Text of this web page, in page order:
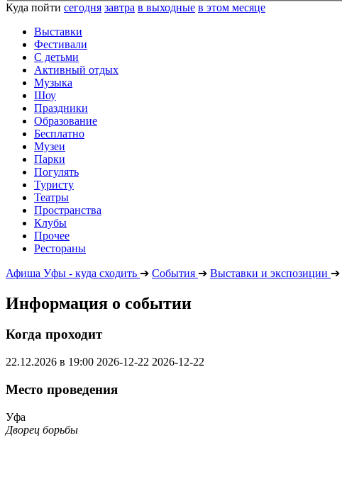
Куда пойти сегодня завтра в выходные в этом месяце
Выставки
Фестивали
С детьми
Активный отдых
Музыка
Шоу
Праздники
Образование
Бесплатно
Музеи
Парки
Погулять
Туристу
Театры
Пространства
Клубы
Прочее
Рестораны
Афиша Уфы - куда сходить ➔ События ➔ Выставки и экспозиции ➔
Информация о событии
Когда проходит
22.12.2026 в 19:00 2026-12-22 2026-12-22
Место проведения
Уфа
Дворец борьбы